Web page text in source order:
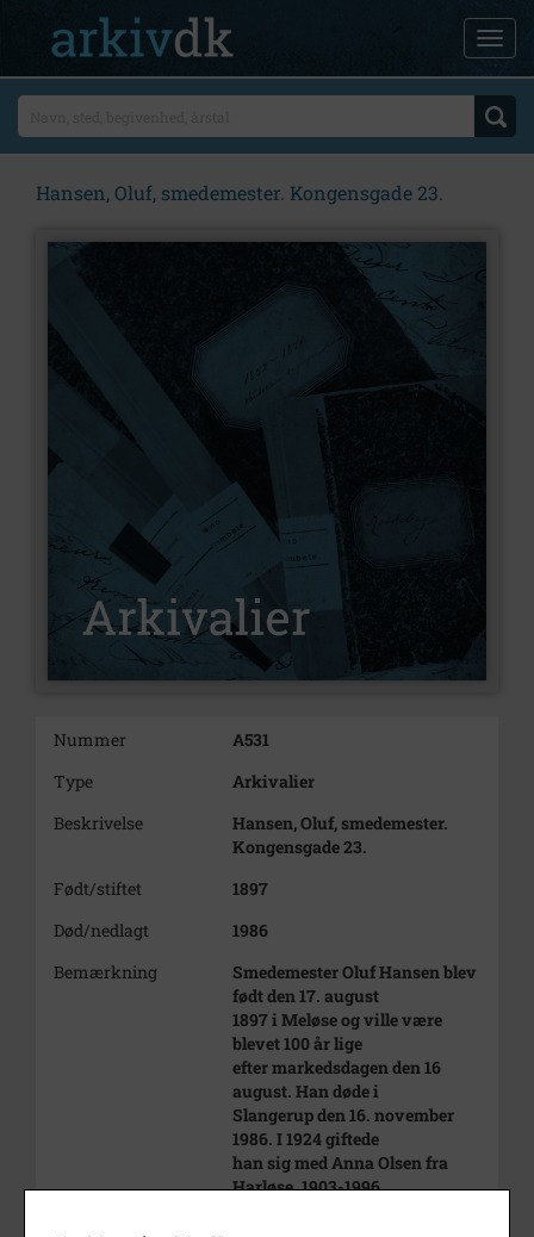
Hansen, Oluf, smedemester. Kongensgade 23.
Nummer
A531
Type
Arkivalier
Beskrivelse
Hansen, Oluf, smedemester.
Kongensgade 23.
Født/stiftet
1897
Død/nedlagt
1986
Bemærkning
Smedemester Oluf Hansen blev
født den 17. august
1897 i Meløse og ville være
blevet 100 år lige
efter markedsdagen den 16
august. Han døde i
Slangerup den 16. november
1986. I 1924 giftede
han sig med Anna Olsen fra
Harløse. 1903-1996.